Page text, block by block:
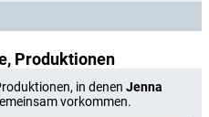
Produktionen
in denen Jenna
vorkommen.